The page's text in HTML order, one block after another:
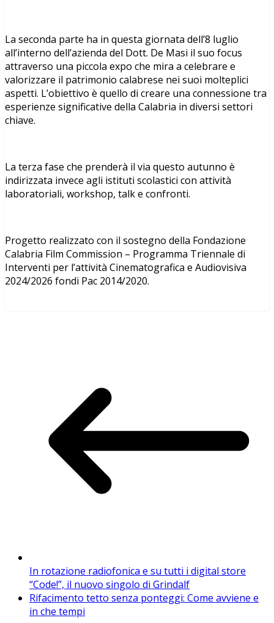
La seconda parte ha in questa giornata dell’8 luglio
all’interno dell’azienda del Dott. De Masi il suo focus
attraverso una piccola expo che mira a celebrare e
valorizzare il patrimonio calabrese nei suoi molteplici
aspetti. L’obiettivo è quello di creare una connessione tra
esperienze significative della Calabria in diversi settori
chiave.
La terza fase che prenderà il via questo autunno è
indirizzata invece agli istituti scolastici con attività
laboratoriali, workshop, talk e confronti.
Progetto realizzato con il sostegno della Fondazione
Calabria Film Commission – Programma Triennale di
Interventi per l’attività Cinematografica e Audiovisiva
2024/2026 fondi Pac 2014/2020.
In rotazione radiofonica e su tutti i digital store
“Code!”, il nuovo singolo di Grindalf
Rifacimento tetto senza ponteggi: Come avviene e
in che tempi